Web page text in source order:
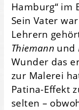
Hamburg“ im
Sein Vater
Lehrern
Thiemann und
Wunder das
zur Malerei
Patina-Effekt
selten –